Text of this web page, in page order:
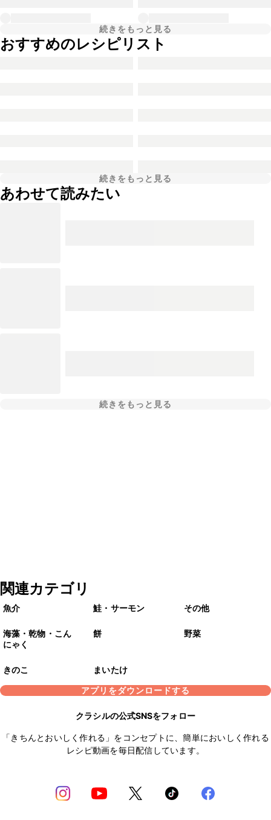
続きをもっと見る
おすすめのレシピリスト
続きをもっと見る
あわせて読みたい
続きをもっと見る
関連カテゴリ
魚介 鮭・サーモン その他
海藻・乾物・こん
にゃく
餅 野菜
きのこ
まいたけ
アプリをダウンロードする
クラシルの公式SNSをフォロー
「きちんとおいしく作れる」をコンセプトに、簡単においしく作れる
レシピ動画を毎日配信しています。